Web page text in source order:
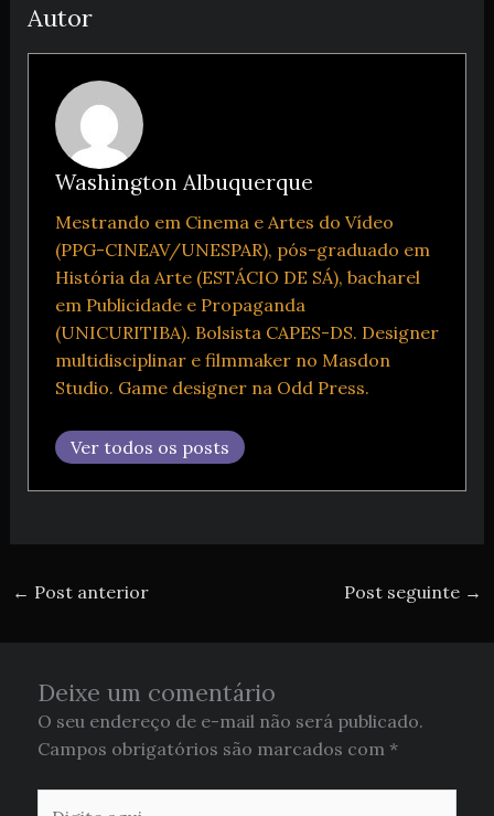
Autor
Washington Albuquerque
Mestrando em Cinema e Artes do Vídeo
(PPG-CINEAV/UNESPAR), pós-graduado em
História da Arte (ESTÁCIO DE SÁ), bacharel
em Publicidade e Propaganda
(UNICURITIBA). Bolsista CAPES-DS. Designer
multidisciplinar e filmmaker no Masdon
Studio. Game designer na Odd Press.
Ver todos os posts
← Post anterior Post seguinte →
Deixe um comentário
O seu endereço de e-mail não será publicado.
Campos obrigatórios são marcados com*